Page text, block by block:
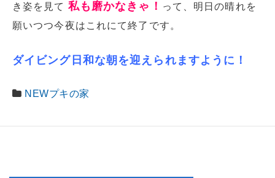
き姿を見て 私も磨かなきゃ！ って、明日の晴れを
願いつつ今夜はこれにて終了です。
ダイビング日和な朝を迎えられますように！
NEWプキの家